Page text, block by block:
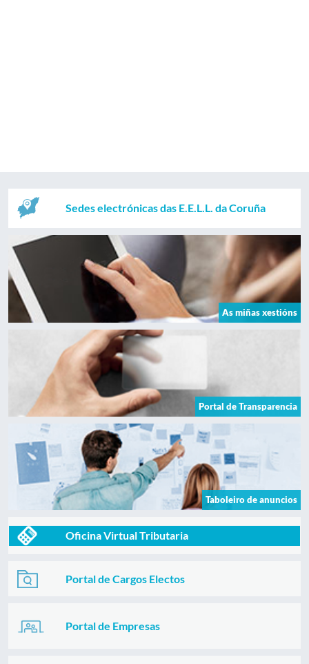
Sedes electrónicas das E.E.L.L. da Coruña
As miñas xestións
Portal de Transparencia
Taboleiro de anuncios
Oficina Virtual Tributaria
Portal de Cargos Electos
Portal de Empresas